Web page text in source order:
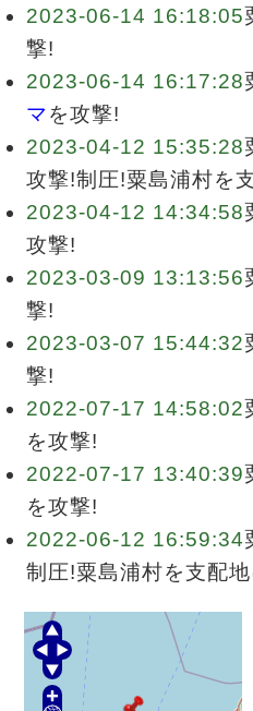
2023-06-14 16:18:05
撃!
2023-06-14 16:17:28
マを攻撃!
2023-04-12 15:35:28
攻撃!制圧!粟島浦村を
2023-04-12 14:34:58
攻撃!
2023-03-09 13:13:56
撃!
2023-03-07 15:44:32
撃!
2022-07-17 14:58:02
を攻撃!
2022-07-17 13:40:39
を攻撃!
2022-06-12 16:59:34
制圧!粟島浦村を支配